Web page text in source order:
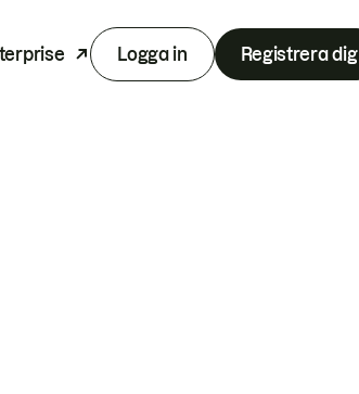
Logga in Registrera dig